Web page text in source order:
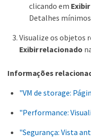
clicando em
Detalhes
Visualize os objetos
Exibir relacionado
Informações
"VM de storage:
"Performance:
"Segurança: Vista